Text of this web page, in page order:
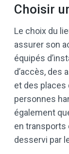
Choisir
Le choix du
assurer son
équipés
d’accès, des
et des
personnes
également
en transports
desservi par